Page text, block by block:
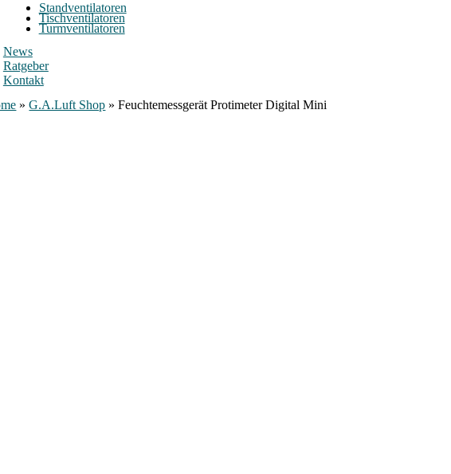
Standventilatoren
Tischventilatoren
Turmventilatoren
News
Ratgeber
Kontakt
»G.A.Luft Shop »Feuchtemessgerät Protimeter Digital Mini